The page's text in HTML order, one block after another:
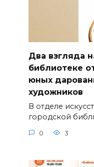
Два взгляда
библиотеке
юных
художников
В отделе
городской
0 3